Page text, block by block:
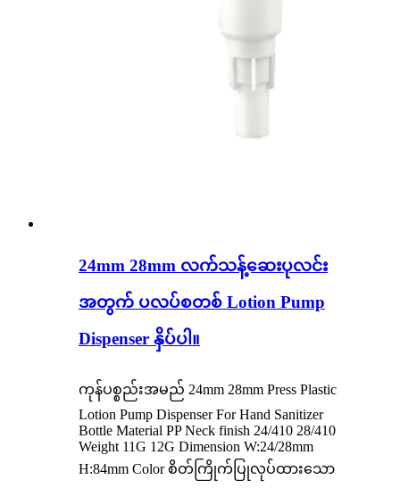
24mm 28mm လက်သန့်ဆေးပုလင်း
အတွက် ပလပ်စတစ် Lotion Pump
Dispenser နှိပ်ပါ။
ကုန်ပစ္စည်းအမည် 24mm 28mm Press Plastic
Lotion Pump Dispenser For Hand Sanitizer
Bottle Material PP Neck finish 24/410 28/410
Weight 11G 12G Dimension W:24/28mm
H:84mm Color စိတ်ကြိုက်ပြုလုပ်ထားသော